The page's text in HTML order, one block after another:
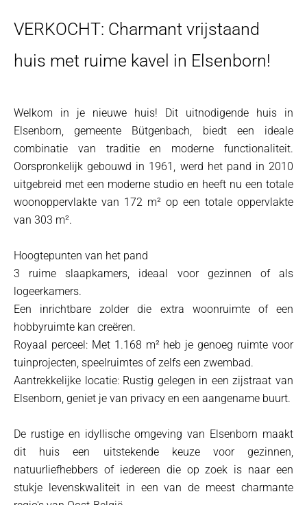
VERKOCHT: Charmant vrijstaand
huis met ruime kavel in Elsenborn!
Welkom in je nieuwe huis! Dit uitnodigende huis in
Elsenborn, gemeente Bütgenbach, biedt een ideale
combinatie van traditie en moderne functionaliteit.
Oorspronkelijk gebouwd in 1961, werd het pand in 2010
uitgebreid met een moderne studio en heeft nu een totale
woonoppervlakte van 172 m² op een totale oppervlakte
van 303 m².
Hoogtepunten van het pand
3 ruime slaapkamers, ideaal voor gezinnen of als
logeerkamers.
Een inrichtbare zolder die extra woonruimte of een
hobbyruimte kan creëren.
Royaal perceel: Met 1.168 m² heb je genoeg ruimte voor
tuinprojecten, speelruimtes of zelfs een zwembad.
Aantrekkelijke locatie: Rustig gelegen in een zijstraat van
Elsenborn, geniet je van privacy en een aangename buurt.
De rustige en idyllische omgeving van Elsenborn maakt
dit huis een uitstekende keuze voor gezinnen,
natuurliefhebbers of iedereen die op zoek is naar een
stukje levenskwaliteit in een van de meest charmante